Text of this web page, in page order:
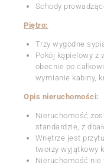
Schody
Piętro:
Trzy wygodne
Pokój kąpielowy z
obecnie po
wymianie kabiny,
Opis nieruchomości:
Nieruchomość
standardzie, z
Wnętrze jest
tworzy wyjątkowy
Nieruchomość nie